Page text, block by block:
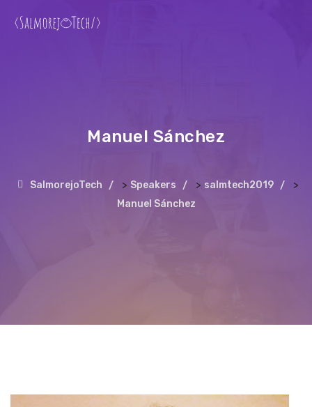
Manuel Sánchez
SalmorejoTech > Speakers > salmtech2019 >
Manuel Sánchez